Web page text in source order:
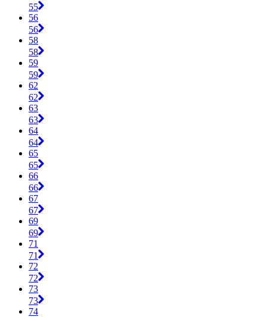
55
56
56
58
58
59
59
62
62
63
63
64
64
65
65
66
66
67
67
69
69
71
71
72
72
73
73
74